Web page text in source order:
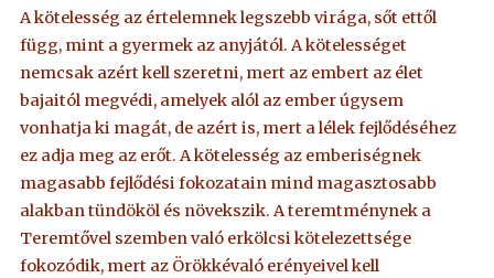
A kötelesség az értelemnek legszebb virága, sőt ettől
függ, mint a gyermek az anyjától. A kötelességet
nemcsak azért kell szeretni, mert az embert az élet
bajaitól megvédi, amelyek alól az ember úgysem
vonhatja ki magát, de azért is, mert a lélek fejlődéséhez
ez adja meg az erőt. A kötelesség az emberiségnek
magasabb fejlődési fokozatain mind magasztosabb
alakban tündököl és növekszik. A teremtménynek a
Teremtővel szemben való erkölcsi kötelezettsége
fokozódik, mert az Örökkévaló erényeivel kell